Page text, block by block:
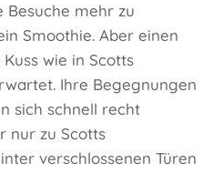
Besuche mehr zu
Smoothie. Aber einen
wie in Scotts
Ihre Begegnungen
sich schnell recht
nur zu Scotts
verschlossenen Türen